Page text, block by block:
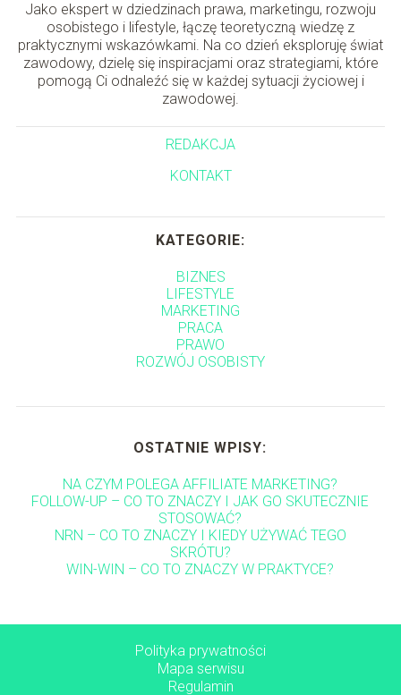
Jako ekspert w dziedzinach prawa, marketingu, rozwoju
osobistego i lifestyle, łączę teoretyczną wiedzę z
praktycznymi wskazówkami. Na co dzień eksploruję świat
zawodowy, dzielę się inspiracjami oraz strategiami, które
pomogą Ci odnaleźć się w każdej sytuacji życiowej i
zawodowej.
REDAKCJA
KONTAKT
KATEGORIE:
BIZNES
LIFESTYLE
MARKETING
PRACA
PRAWO
ROZWÓJ OSOBISTY
OSTATNIE WPISY:
NA CZYM POLEGA AFFILIATE MARKETING?
FOLLOW-UP – CO TO ZNACZY I JAK GO SKUTECZNIE
STOSOWAĆ?
NRN – CO TO ZNACZY I KIEDY UŻYWAĆ TEGO
SKRÓTU?
WIN-WIN – CO TO ZNACZY W PRAKTYCE?
Polityka prywatności
Mapa serwisu
Regulamin